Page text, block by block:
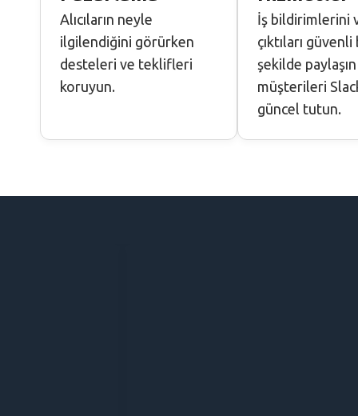
Alıcıların neyle
ilgilendiğini görürken
desteleri ve teklifleri
koruyun.
İş bildirimlerini
çıktıları güvenli
şekilde
müşterileri
güncel tutun.